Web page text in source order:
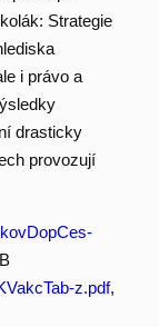
Strategie
i právo a
drasticky
provozují
z.pdf,